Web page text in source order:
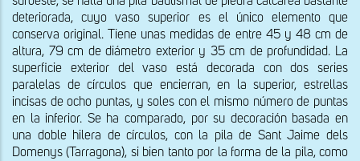
deteriorada, cuyo vaso superior es el único elemento que
conserva original. Tiene unas medidas de entre 45 y 48 cm de
altura, 79 cm de diámetro exterior y 35 cm de profundidad. La
superficie exterior del vaso está decorada con dos series
paralelas de círculos que encierran, en la superior, estrellas
incisas de ocho puntas, y soles con el mismo número de puntas
en la inferior. Se ha comparado, por su decoración basada en
una doble hilera de círculos, con la pila de Sant Jaime dels
Domenys (Tarragona), si bien tanto por la forma de la pila, como